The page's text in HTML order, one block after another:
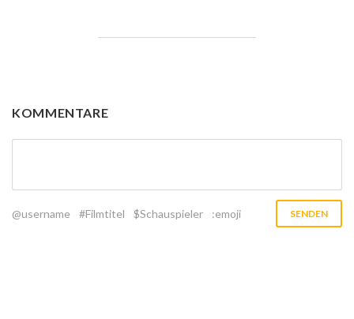
KOMMENTARE
@username #Filmtitel $Schauspieler :emoji